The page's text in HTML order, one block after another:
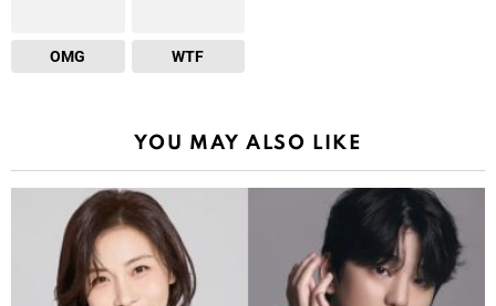
OMG WTF
YOU MAY ALSO LIKE